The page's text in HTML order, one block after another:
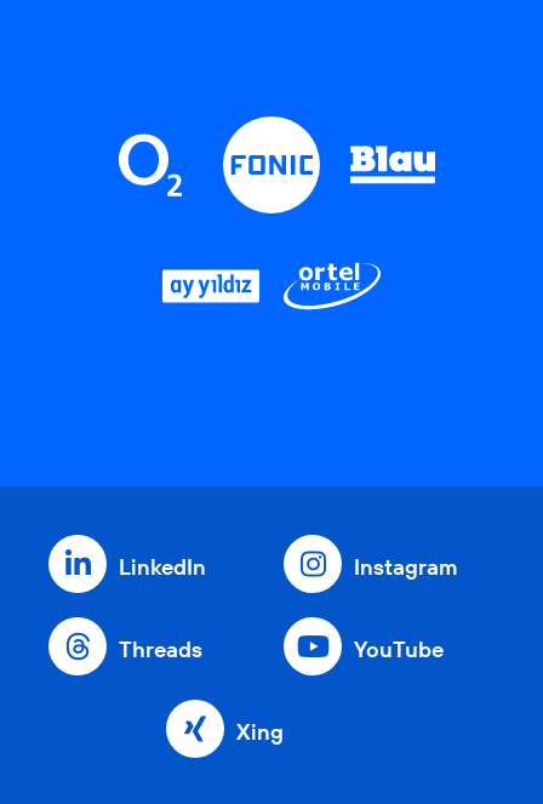
LinkedIn Instagram
Threads YouTube
Xing